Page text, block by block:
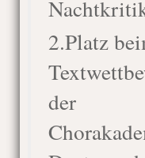
2.Platz
der